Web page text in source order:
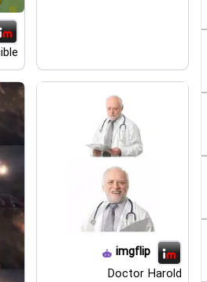
imgflip
Doctor Harold